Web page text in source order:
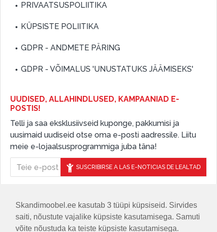
Skandimoobel.ee kasutab 3 tüüpi küpsiseid. Sirvides
saiti, nõustute vajalike küpsiste kasutamisega. Samuti
võite nõustuda ka teiste küpsiste kasutamisega.
PRIVAATSUSPOLIITIKA
KÜPSISTE POLIITIKA
GDPR - ANDMETE PÄRING
GDPR - VÕIMALUS 'UNUSTATUKS JÄÄMISEKS'
UUDISED, ALLAHINDLUSED, KAMPAANIAD E-
POSTIS!
Telli ja saa eksklusiivseid kuponge, pakkumisi ja
uusimaid uudiseid otse oma e-posti aadressile. Liitu
meie e-lojaalsusprogrammiga juba täna!
SUSCRIBIRSE A LAS E-NOTICIAS DE LEALTAD
JÄLGIGE MEID SOTSIAALMEEDIAS